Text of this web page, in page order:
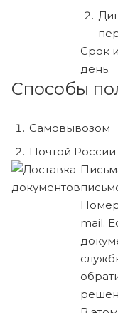
Срок
день.
Способы
Самовывозом
Почтой России
mail.